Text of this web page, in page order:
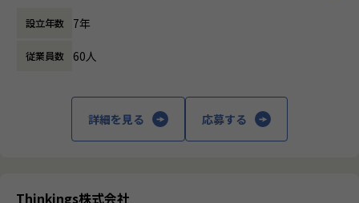
Tech&Design Center > Product Management Dept. > PoC
リングマネージャー、UIUXデザイナー
｜フォロー体制
生成AIをプロダクトに組み込み、顧客課題を解決する新しい
説をもとにアイデアをスピード感持ってカタチにし、
チーム全員でソリューションを探索していきます。検証によ
術をフルスタックに扱いながら、
採用管理システムで、企業が効率的かつ効果
します。sonar ATSは、応募者の管理、面接
ます。また、AIを活用したエントリーシート
選考支援機能も搭載しており、企業の採用活
動をさらに効率化します。
います。社員一人ひとりが主体的に行動し、
設立年数 7年
従業員数 60人
詳細を見る 応募する
Thinkings株式会社